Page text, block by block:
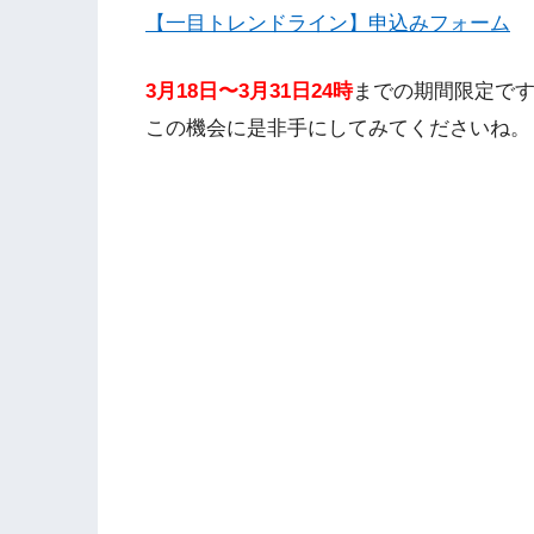
【一目トレンドライン】申込みフォーム
3月18日〜3月31日24時までの期間限定で
この機会に是非手にしてみてくださいね。